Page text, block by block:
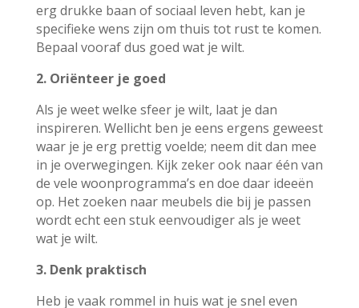
erg drukke baan of sociaal leven hebt, kan je
specifieke wens zijn om thuis tot rust te komen.
Bepaal vooraf dus goed wat je wilt.
2. Oriënteer je goed
Als je weet welke sfeer je wilt, laat je dan
inspireren. Wellicht ben je eens ergens geweest
waar je je erg prettig voelde; neem dit dan mee
in je overwegingen. Kijk zeker ook naar één van
de vele woonprogramma’s en doe daar ideeën
op. Het zoeken naar meubels die bij je passen
wordt echt een stuk eenvoudiger als je weet
wat je wilt.
3. Denk praktisch
Heb je vaak rommel in huis wat je snel even